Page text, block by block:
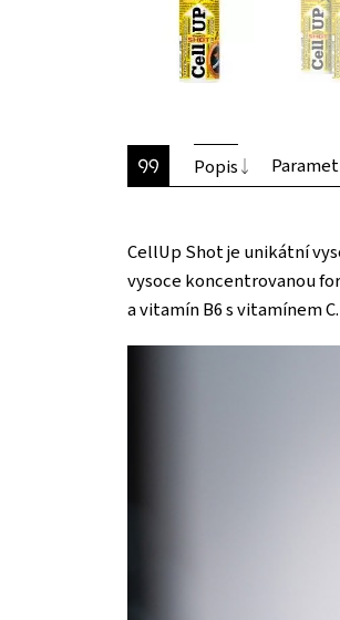
Popis
CellUp Shot je unikátní
vysoce koncentrovanou
a vitamín B6 s vitamínem